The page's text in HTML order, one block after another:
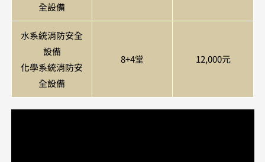
全設備
水系統消防安全
設備
化學系統消防安
全設備
8+4堂 12,000元